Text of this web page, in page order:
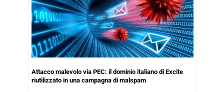
Attacco malevolo via PEC: il dominio italiano di Excite
riutilizzato in una campagna di malspam